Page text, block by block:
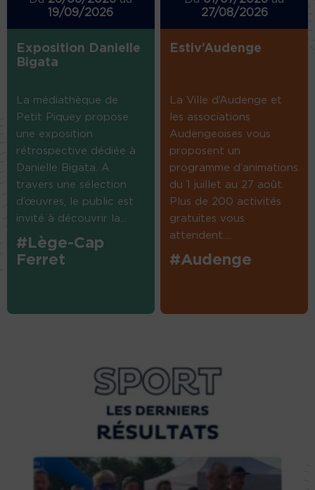
19/09/2026
Exposition Danielle
Bigata
La médiathèque de
Petit Piquey propose
une exposition
rétrospective dédiée à
Danielle Bigata. A
travers une sélection
d’œuvres, le public est
invité à découvrir la...
#Lège-Cap
Ferret
27/08/2026
Estiv’Audenge
La Ville d’Audenge et
les associations
Audengeoises vous
proposent un
programme d’animations
du 1 juillet au 27 août.
Plus de 200 activités
gratuites vous
attendent....
#Audenge